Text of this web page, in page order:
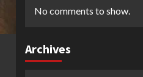
No comments to show.
Archives